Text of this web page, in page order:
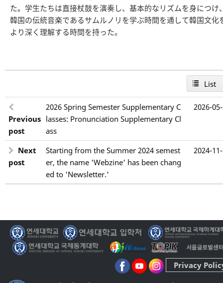
た。学生たちは直接杖鼓を演奏し、基本的なリズムを身につけ
韓国の伝統音楽であるサムルノリを学ぶ時間を通して韓国文化
より深く理解する時間を持った。
List
Previous
post
2026 Spring Semester Supplementary C
lasses: Pronunciation Supplementary Cl
ass
2026-
Next
post
Starting from the Summer 2024 semest
er, the name 'Webzine' has been chang
ed to 'Newsletter.'
2024-
Privacy